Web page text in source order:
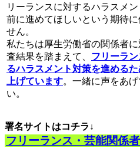
リーランスに対するハラスメ
前に進めてほしいという期待に
せん。
私たちは厚生労働省の関係者に
査結果を踏まえて、 フリーラ
るハラスメント対策を進める
上げています。一緒に声をあげ
い。
署名サイトはコチラ↓
フリーランス・芸能関係